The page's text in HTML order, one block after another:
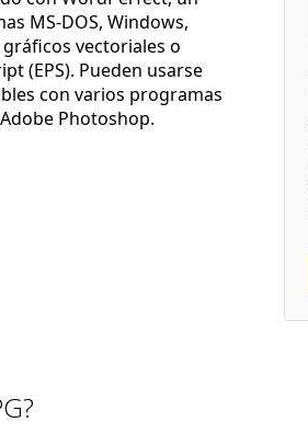
MS-DOS, Windows,
vectoriales o
(EPS). Pueden usarse
con varios programas
Photoshop.